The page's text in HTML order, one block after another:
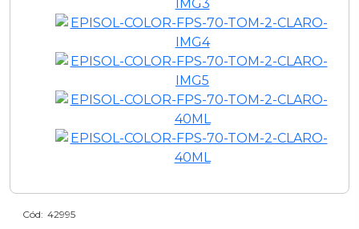
Cód: 42995